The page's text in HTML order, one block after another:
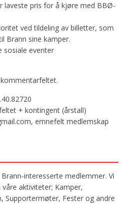
laveste pris for å kjøre med BBØ-
ved tildeling av billetter, som
Brann sine kamper.
sosiale eventer
+ kontingent (årstall)
emnefelt medlemskap
interesserte medlemmer. Vi
aktiviteter; Kamper,
Supportermøter, Fester og andre